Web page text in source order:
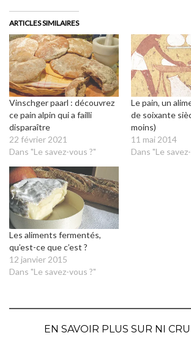
ARTICLES SIMILAIRES
Vinschger paarl : découvrez
ce pain alpin qui a failli
disparaître
22 février 2021
Dans "Le savez-vous ?"
Le pain, un
de soixante
moins)
11 mai 2014
Dans "Le
Les aliments fermentés,
qu’est-ce que c’est ?
12 janvier 2015
Dans "Le savez-vous ?"
EN SAVOIR PLUS SUR NI